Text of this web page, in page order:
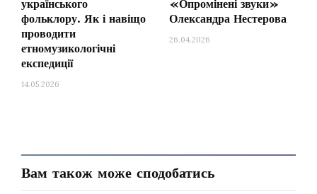
візитівкою гурту.
українського
фольклору. Як і навіщо
проводити
етномузикологічні
експедиції
14.05.2026
«Опромінені звуки»
Олександра Нестерова
26.04.2026
Вам також може сподобатись